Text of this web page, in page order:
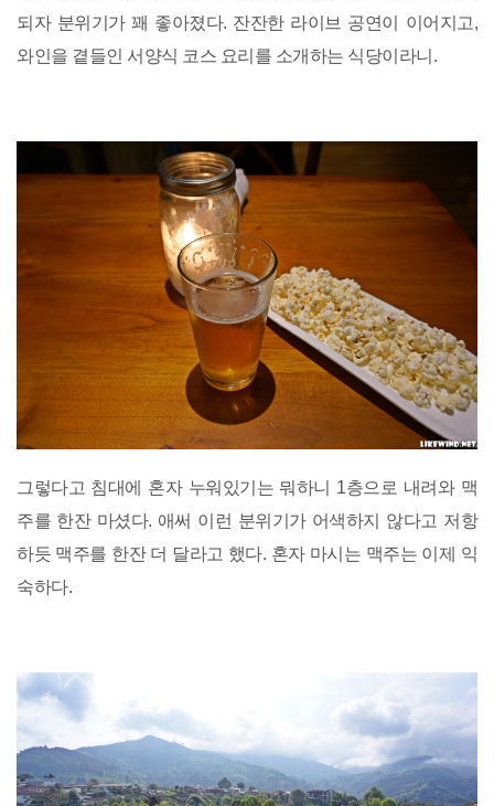
되자 분위기가 꽤 좋아졌다. 잔잔한 라이브 공연이 이어지고,
와인을 곁들인 서양식 코스 요리를 소개하는 식당이라니.
그렇다고 침대에 혼자 누워있기는 뭐하니 1층으로 내려와 맥
주를 한잔 마셨다. 애써 이런 분위기가 어색하지 않다고 저항
하듯 맥주를 한잔 더 달라고 했다. 혼자 마시는 맥주는 이제 익
숙하다.